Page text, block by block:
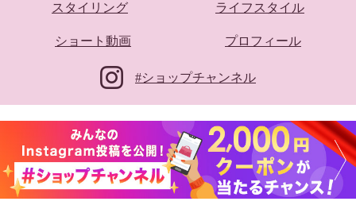
スタイリング ライフスタイル
ショート動画 プロフィール
#ショップチャンネル